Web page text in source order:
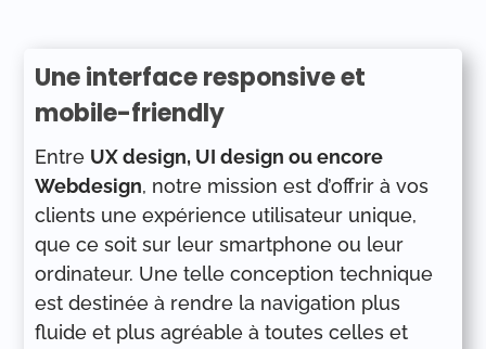
Une interface responsive et
mobile-friendly
Entre UX design, UI design ou encore
Webdesign, notre mission est d’offrir à vos
clients une expérience utilisateur unique,
que ce soit sur leur smartphone ou leur
ordinateur. Une telle conception technique
est destinée à rendre la navigation plus
fluide et plus agréable à toutes celles et